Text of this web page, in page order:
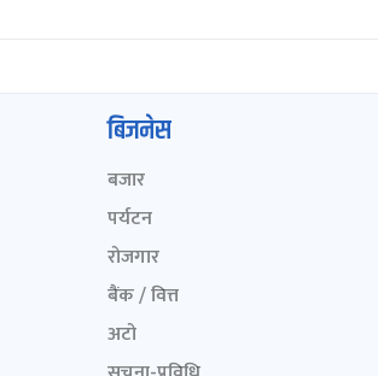
बिजनेस
बजार
पर्यटन
रोजगार
बैंक / वित्त
अटो